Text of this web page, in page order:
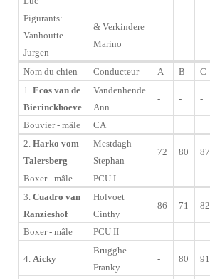
Figurants:
Vanhoutte
Jurgen
& Verkindere
Marino
Nom du chien Conducteur A B C
1.Ecos van de
Bierinckhoeve
Vandenhende
Ann
- - -
Bouvier - mâle
CA
2.Harko vom
Talersberg
Mestdagh
Stephan
72 80 87
Boxer - mâle
PCU I
3.Cuadro van
Ranzieshof
Holvoet
Cinthy
86 71 82
Boxer - mâle PCU II
4.Aicky
Brugghe
Franky
- 80 91